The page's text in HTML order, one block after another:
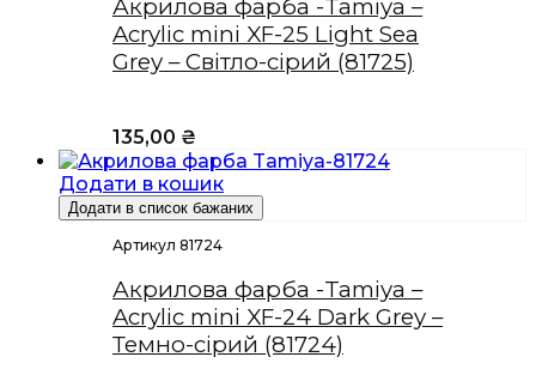
Акрилова фарба -Tamiya –
Acrylic mini XF-25 Light Sea
Grey – Світло-сірий (81725)
135,00 ₴
Додати в кошик
Додати в список бажаних
Артикул 81724
Акрилова фарба -Tamiya –
Acrylic mini XF-24 Dark Grey –
Темно-сірий (81724)